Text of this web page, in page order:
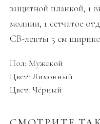
защитной планкой, 1
молнии, 1 сетчатое
СВ-ленты 5 см
Пол: Мужской
Цвет: Лимонный
Цвет: Чёрный